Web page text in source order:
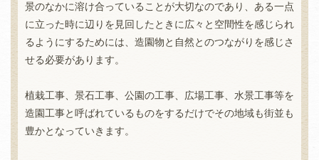
景のなかに溶け合っていることが大切なのであり、ある一点
に立った時に辺りを見回したときに広々と空間性を感じられ
るようにするためには、造園物と自然とのつながりを感じさ
せる必要があります。
植栽工事、景石工事、公園の工事、広場工事、水景工事等を
造園工事と呼ばれているものをするだけでその地域も街並も
豊かとなっていきます。